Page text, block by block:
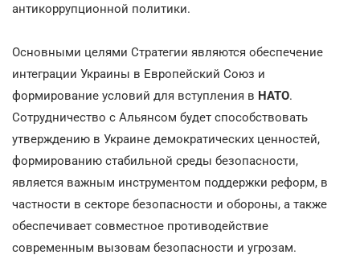
антикоррупционной политики.
Основными целями Стратегии являются обеспечение
интеграции Украины в Европейский Союз и
формирование условий для вступления в НАТО.
Сотрудничество с Альянсом будет способствовать
утверждению в Украине демократических ценностей,
формированию стабильной среды безопасности,
является важным инструментом поддержки реформ, в
частности в секторе безопасности и обороны, а также
обеспечивает совместное противодействие
современным вызовам безопасности и угрозам.